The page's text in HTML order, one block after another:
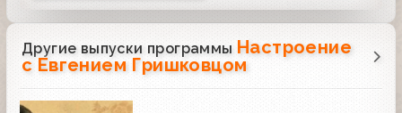
Другие выпуски программы Настроение
с Евгением Гришковцом